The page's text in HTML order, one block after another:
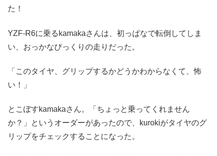
た！
YZF-R6に乗るkamakaさんは、初っぱなで転倒してしま
い、おっかなびっくりの走りだった。
「このタイヤ、グリップするかどうかわからなくて、怖
い！」
とこぼすkamakaさん。「ちょっと乗ってくれません
か？」というオーダーがあったので、kurokiがタイヤのグ
リップをチェックすることになった。